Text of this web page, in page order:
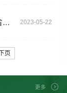
【主题教育】林学院党委赴中共黑龙江省委党校（黑龙江省行政学院）开展主题教育学习实践活动 2023-05-22
下页
更多